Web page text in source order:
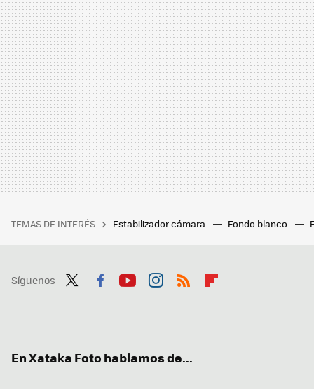
TEMAS DE INTERÉS Estabilizador cámara Fondo blanco
Síguenos
En Xataka Foto hablamos de...